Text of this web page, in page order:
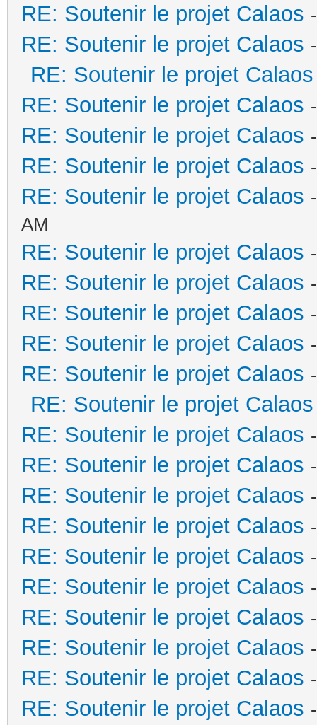
RE: Soutenir le projet Calaos
RE: Soutenir le projet Calaos
RE: Soutenir le projet Calaos
RE: Soutenir le projet Calaos
RE: Soutenir le projet Calaos
RE: Soutenir le projet Calaos
RE: Soutenir le projet Calaos
AM
RE: Soutenir le projet Calaos
RE: Soutenir le projet Calaos
RE: Soutenir le projet Calaos
RE: Soutenir le projet Calaos
RE: Soutenir le projet Calaos
RE: Soutenir le projet Calaos
RE: Soutenir le projet Calaos
RE: Soutenir le projet Calaos
RE: Soutenir le projet Calaos
RE: Soutenir le projet Calaos
RE: Soutenir le projet Calaos
RE: Soutenir le projet Calaos
RE: Soutenir le projet Calaos
RE: Soutenir le projet Calaos
RE: Soutenir le projet Calaos
RE: Soutenir le projet Calaos